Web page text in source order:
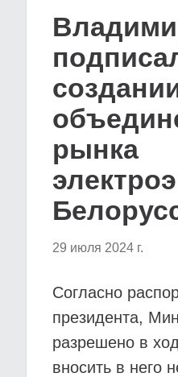
рынка
29 июля 2024 г.
Согласно
президента,
разрешено в
вносить в него